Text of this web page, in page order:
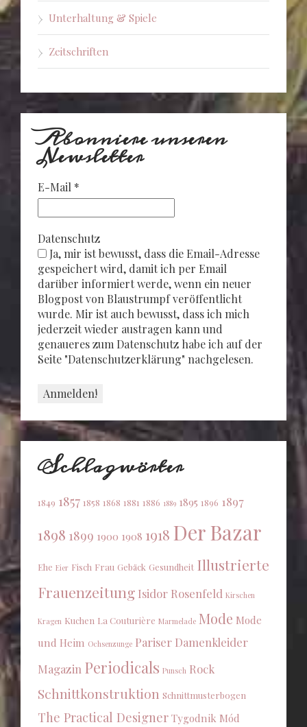
Unterhaltung & Spiele
Zeitschriften
Abonniere unseren
Newsletter
E-Mail *
Datenschutz
Ja, mir ist bewusst, dass die Email-Adresse
gespeichert wird, damit ich per Email
darüber informiert werde, wenn ein neuer
Blogpost von Blaustrumpf veröffentlicht
wurde. Mir ist auch bewusst, dass ich mich
jederzeit wieder austragen kann und
genaueres zum Datenschutz habe ich auf der
Seite "Datenschutzerklärung" nachgelesen.
Schlagwörter
1849 1857 1858 1868 1881 1886 1889 1895 1896 1897
1898 1899 1900 1908 1918 Der Bazar
Ehe Eier Fisch Frau Gebäck Gesundheit Illustrierte
Frauenzeitung Isidor Rosenfeld Kirschen
Kragen Kuchen La Couturière Marmelade Mode Mode
und Heim Ochsenzunge Pariser Damenkleider
Magazin Periodicals Punsch Rock
Schnittkonstruktion Schnittmusterbogen
The Practical Designer Tygodnik Mód